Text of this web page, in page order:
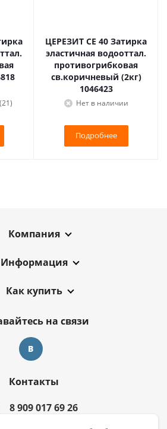
ЦЕРЕЗИТ CE 40 Затирка
эластичная водооттал.
противогрибковая
св.коричневый (2кг)
1046423
Нет в наличии
Подробнее
Компания
Информация
Как купить
на связи
Контакты
8 909 017 69 26